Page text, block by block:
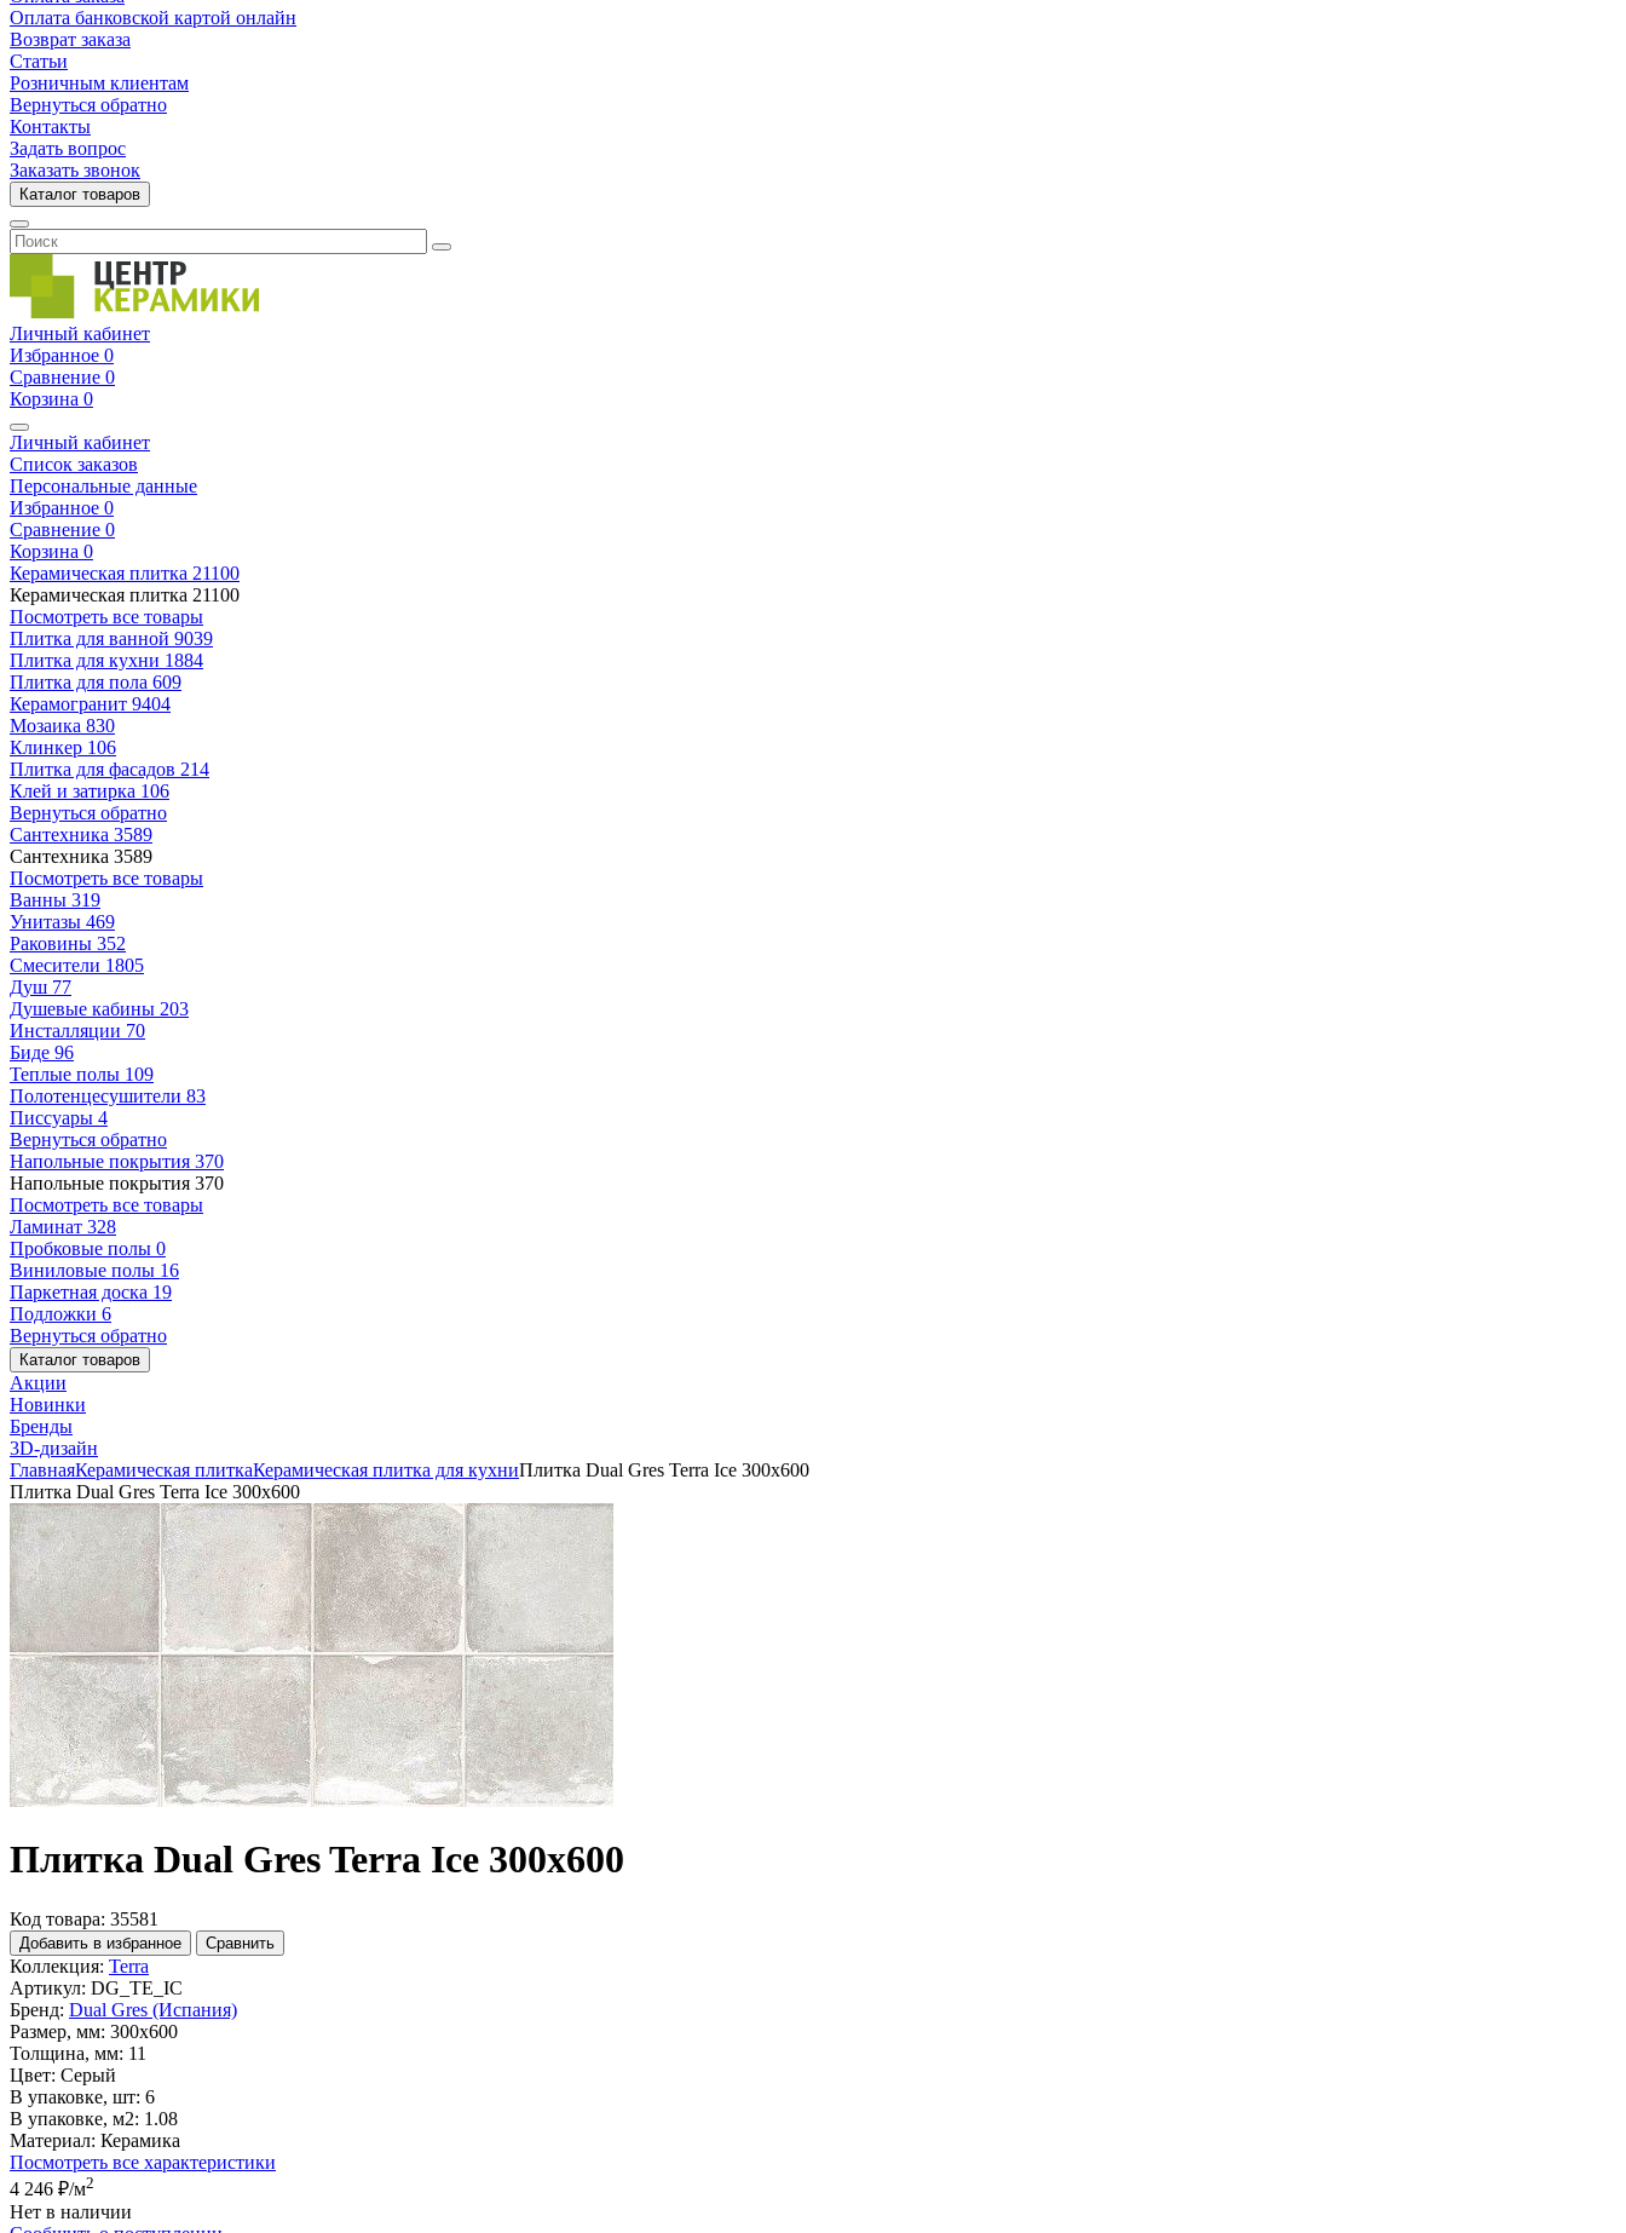
Оплата банковской картой онлайн
Возврат заказа
Статьи
Розничным клиентам
Вернуться обратно
Контакты
Задать вопрос
Заказать звонок
Каталог товаров
Личный кабинет
Избранное 0
Сравнение 0
Корзина 0
Личный кабинет
Список заказов
Персональные данные
Избранное 0
Сравнение 0
Корзина 0
Керамическая плитка 21100
Керамическая плитка 21100
Посмотреть все товары
Плитка для ванной 9039
Плитка для кухни 1884
Плитка для пола 609
Керамогранит 9404
Мозаика 830
Клинкер 106
Плитка для фасадов 214
Клей и затирка 106
Вернуться обратно
Сантехника 3589
Сантехника 3589
Посмотреть все товары
Ванны 319
Унитазы 469
Раковины 352
Смесители 1805
Душ 77
Душевые кабины 203
Инсталляции 70
Биде 96
Теплые полы 109
Полотенцесушители 83
Писсуары 4
Вернуться обратно
Напольные покрытия 370
Напольные покрытия 370
Посмотреть все товары
Ламинат 328
Пробковые полы 0
Виниловые полы 16
Паркетная доска 19
Подложки 6
Вернуться обратно
Каталог товаров
Акции
Новинки
Бренды
3D-дизайн
ГлавнаяКерамическая плиткаКерамическая плитка для кухниПлитка Dual Gres Terra Ice 300x600
Плитка Dual Gres Terra Ice 300x600
Плитка Dual Gres Terra Ice 300x600
Код товара: 35581
Добавить в избранное Сравнить
Коллекция: Terra
Артикул: DG_TE_IC
Бренд: Dual Gres (Испания)
Размер, мм: 300x600
Толщина, мм: 11
Цвет: Серый
В упаковке, шт: 6
В упаковке, м2: 1.08
Материал: Керамика
Посмотреть все характеристики
4 246 ₽/м2
Нет в наличии